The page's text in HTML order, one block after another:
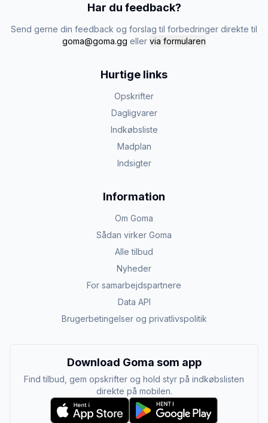
Har du feedback?
Send gerne din feedback og forslag til forbedringer direkte til
goma@goma.gg eller via formularen
Hurtige links
Opskrifter
Dagligvarer
Indkøbsliste
Madplan
Indsigter
Information
Om Goma
Sådan virker Goma
Alle tilbud
Nyheder
For samarbejdspartnere
Data API
Brugerbetingelser og privatlivspolitik
Download Goma som app
Find tilbud, gem opskrifter og hold styr på indkøbslisten
direkte på mobilen.